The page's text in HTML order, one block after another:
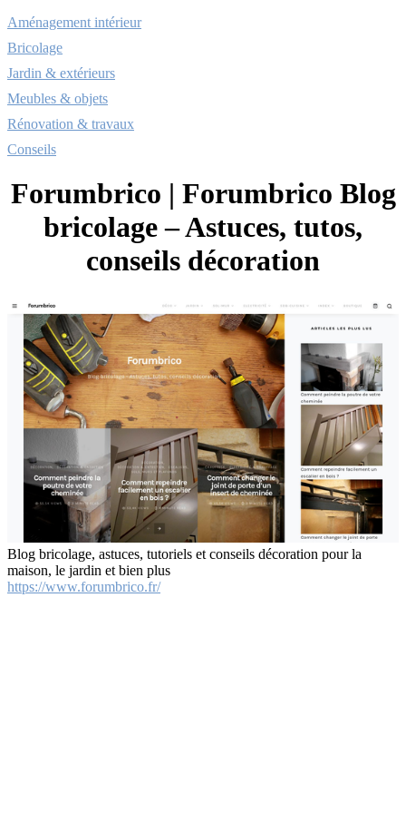
Aménagement intérieur
Bricolage
Jardin & extérieurs
Meubles & objets
Rénovation & travaux
Conseils
Forumbrico | Forumbrico Blog
bricolage – Astuces, tutos,
conseils décoration
Blog bricolage, astuces, tutoriels et conseils décoration pour la
maison, le jardin et bien plus
https://www.forumbrico.fr/